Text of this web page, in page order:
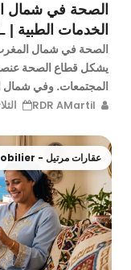
الصحة في شمال
الخدمات الطبية | AMARTIL
الصحة في شمال
يشكل قطاع الصحة
المجتمعات. وفي شمال
الثلاثاء، 17
عقارات مرتيل - Martil Immobilier